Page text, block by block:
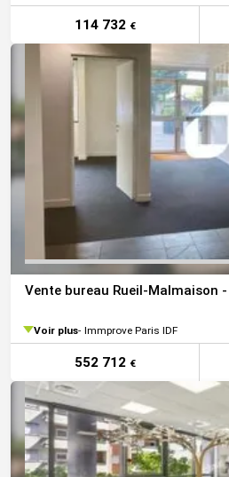
114 732 €
Vente bureau Rueil-Malmaison -
Voir plus Immprove Paris IDF
552 712 €